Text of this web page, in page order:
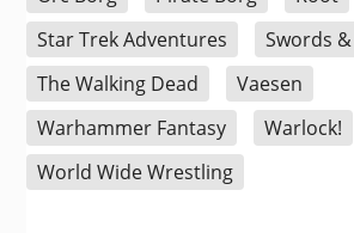
Star Trek Adventures
Swords
The Walking Dead
Vaesen
Warhammer Fantasy
Warlock!
World Wide Wrestling